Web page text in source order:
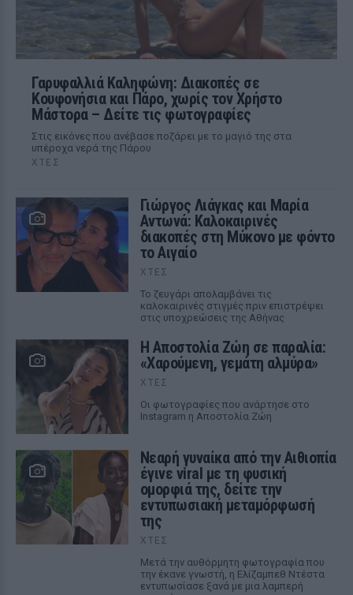
Γαρυφαλλιά Καληφώνη: Διακοπές σε
Κουφονήσια και Πάρο, χωρίς τον Χρήστο
Μάστορα – Δείτε τις φωτογραφίες
Στις εικόνες που ανέβασε ποζάρει με το μαγιό της στα
υπέροχα νερά της Πάρου
ΧΤΕΣ
Γιώργος Λιάγκας και Μαρία
Αντωνά: Καλοκαιρινές
διακοπές στη Μύκονο με φόντο
το Αιγαίο
ΧΤΕΣ
Το ζευγάρι απολαμβάνει τις
καλοκαιρινές στιγμές πριν επιστρέψει
στις υποχρεώσεις της Αθήνας
Η Αποστολία Ζώη σε παραλία:
«Χαρούμενη, γεμάτη αλμύρα»
ΧΤΕΣ
Οι φωτογραφίες που ανάρτησε στο
Instagram η Αποστολία Ζώη
Νεαρή γυναίκα από την Αιθιοπία
έγινε viral με τη φυσική
ομορφιά της, δείτε την
εντυπωσιακή μεταμόρφωσή
της
ΧΤΕΣ
Μετά την αυθόρμητη φωτογραφία που
την έκανε γνωστή, η Ελίζαμπεθ Ντέστα
εντυπωσίασε ξανά με μια λαμπερή